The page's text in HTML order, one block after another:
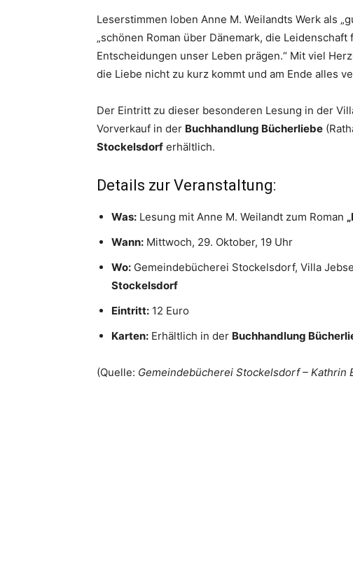
Leserstimmen loben Anne M. Weilandts Werk als
„schönen Roman über Dänemark, die
Entscheidungen unser Leben prägen.“ Mit viel
die Liebe nicht zu kurz kommt und am Ende alles
Der Eintritt zu dieser besonderen Lesung in der
Vorverkauf in der Buchhandlung Bücherliebe
Stockelsdorf erhältlich.
Details zur Veranstaltung:
Was: Lesung mit Anne M. Weilandt zum Roman
Wann: Mittwoch, 29. Oktober, 19 Uhr
Wo: Gemeindebücherei Stockelsdorf, Villa
Stockelsdorf
Eintritt: 12 Euro
Karten: Erhältlich in der Buchhandlung
(Quelle: Gemeindebücherei Stockelsdorf – Kathrin